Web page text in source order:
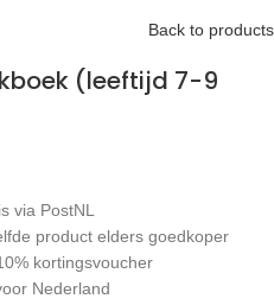
Back to products
(leeftijd 7-9
via PostNL
product elders goedkoper
kortingsvoucher
Nederland